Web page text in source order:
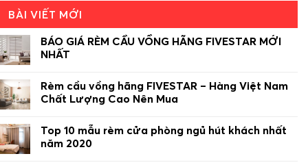
BÀI VIẾT MỚI
BÁO GIÁ RÈM CẦU VỒNG HÃNG FIVESTAR MỚI
NHẤT
Rèm cầu vồng hãng FIVESTAR – Hàng Việt Nam
Chất Lượng Cao Nên Mua
Top 10 mẫu rèm cửa phòng ngủ hút khách nhất
năm 2020